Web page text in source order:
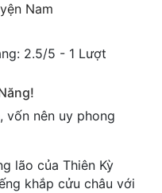
Nam
2.5/5 - 1 Lượt
vốn nên uy phong
lão của Thiên Kỳ
khắp cửu châu với